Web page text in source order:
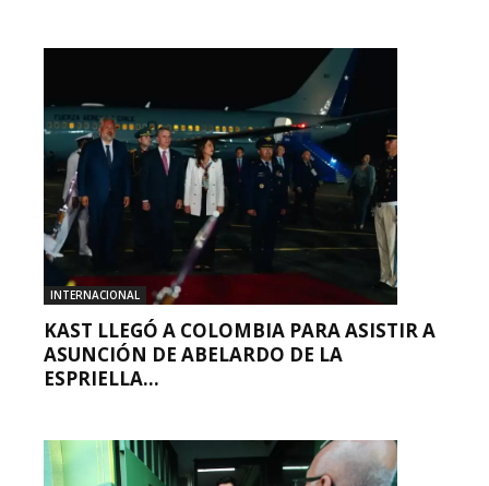
INTERNACIONAL
KAST LLEGÓ A COLOMBIA PARA ASISTIR A
ASUNCIÓN DE ABELARDO DE LA
ESPRIELLA...